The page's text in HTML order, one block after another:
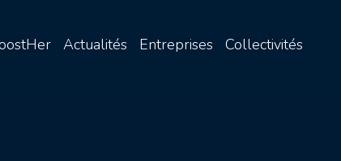
Actualités Entreprises Collectivités